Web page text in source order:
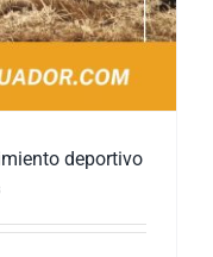
deportivo